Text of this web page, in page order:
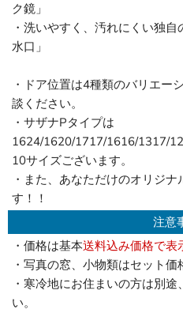
ク鏡」
・洗いやすく、汚れにくい独
水口」
・ドア位置は4種類のバリエー
談ください。
・サザナPタイプは
1624/1620/1717/1616/1317/
10サイズございます。
・また、あなただけのオリジ
す！！
注意
・価格は基本送料込み価格で表
・写真の窓、小物類はセット価
・寒冷地にお住まいの方は別
い。